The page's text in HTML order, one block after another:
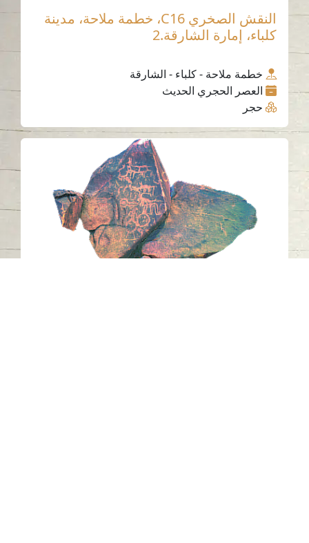
النقش الصخري C16، خطمة ملاحة، مدينة
كلباء، إمارة الشارقة.2
خطمة ملاحة - كلباء - الشارقة
العصر الحجري الحديث
حجر